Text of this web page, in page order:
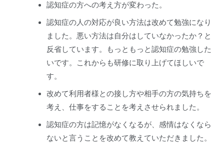
認知症の方への考え方が変わった。
認知症の人の対応が良い方法は改めて勉強になり
ました。悪い方法は自分はしていなかったか？と
反省しています。もっともっと認知症の勉強した
いです。これからも研修に取り上げてほしいで
す。
改めて利用者様との接し方や相手の方の気持ちを
考え、仕事をすることを考えさせられました。
認知症の方は記憶がなくなるが、感情はなくなら
ないと言うことを改めて教えていただきました。